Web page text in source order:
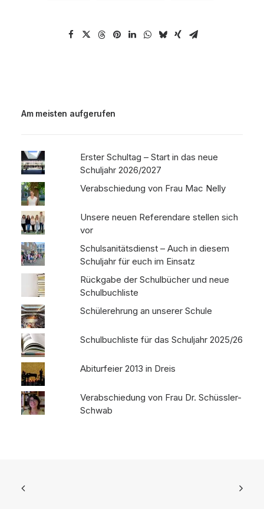
Am meisten aufgerufen
Erster Schultag – Start in das neue
Schuljahr 2026/2027
Verabschiedung von Frau Mac Nelly
Unsere neuen Referendare stellen sich
vor
Schulsanitätsdienst – Auch in diesem
Schuljahr für euch im Einsatz
Rückgabe der Schulbücher und neue
Schulbuchliste
Schülerehrung an unserer Schule
Schulbuchliste für das Schuljahr 2025/26
Abiturfeier 2013 in Dreis
Verabschiedung von Frau Dr. Schüssler-
Schwab